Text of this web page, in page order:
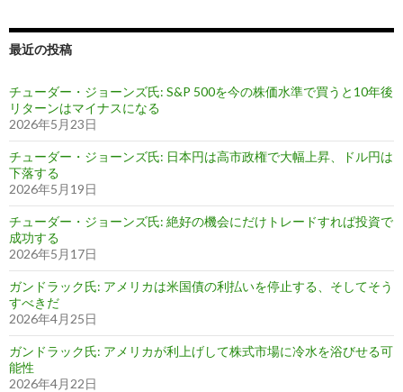
最近の投稿
チューダー・ジョーンズ氏: S&P 500を今の株価水準で買うと10年後
リターンはマイナスになる
2026年5月23日
チューダー・ジョーンズ氏: 日本円は高市政権で大幅上昇、ドル円は
下落する
2026年5月19日
チューダー・ジョーンズ氏: 絶好の機会にだけトレードすれば投資で
成功する
2026年5月17日
ガンドラック氏: アメリカは米国債の利払いを停止する、そしてそう
すべきだ
2026年4月25日
ガンドラック氏: アメリカが利上げして株式市場に冷水を浴びせる可
能性
2026年4月22日